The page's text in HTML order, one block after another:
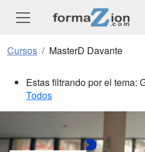
Cursos MasterD Davante
Estas filtrando por el tema:
Todos